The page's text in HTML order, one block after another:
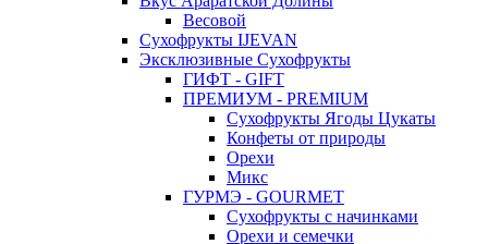
Весовой
Сухофрукты IJEVAN
Эксклюзивные Сухофрукты
ГИФТ - GIFT
ПРЕМИУМ - PREMIUM
Сухофрукты Ягоды Цукаты
Конфеты от природы
Орехи
Микс
ГУРМЭ - GOURMET
Сухофрукты с начинками
Орехи и семечки